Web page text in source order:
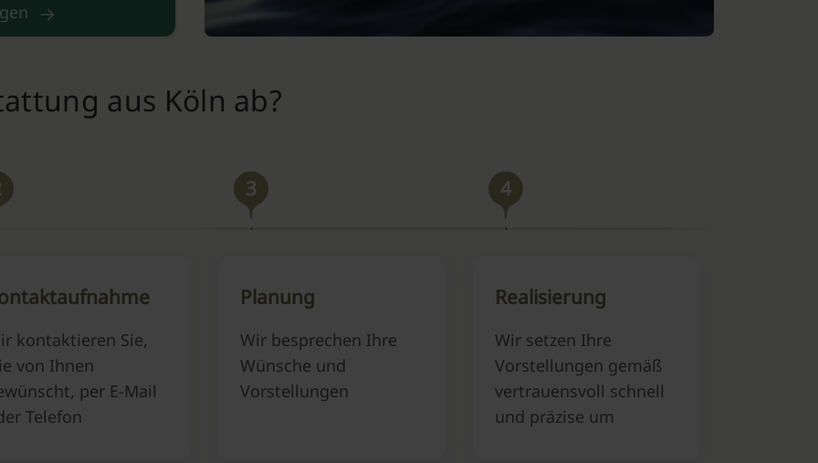
aus Köln ab?
kontaktieren Sie,
von Ihnen
per E-Mail
Telefon
3
Planung
Wir besprechen Ihre
Wünsche und
Vorstellungen
4
Realisierung
Wir setzen Ihre
Vorstellungen gemäß
vertrauensvoll schnell
und präzise um